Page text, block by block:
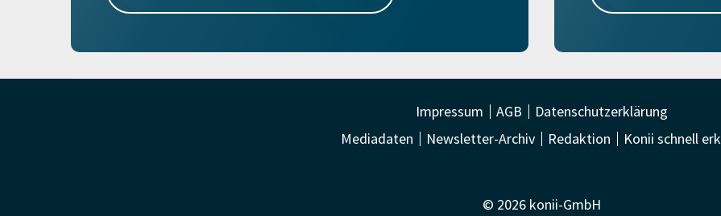
Impressum AGB
Datenschutzerklärung
Mediadaten
Newsletter-Archiv Redaktion Konii schnell
© 2026 konii-GmbH